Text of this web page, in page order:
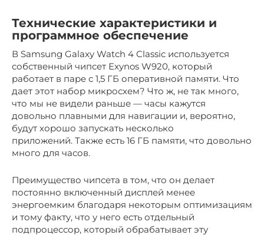
Технические характеристики и
программное обеспечение
В Samsung Galaxy Watch 4 Classic используется
собственный чипсет Exynos W920, который
работает в паре с 1,5 ГБ оперативной памяти. Что
дает этот набор микросхем? Что ж, не так много,
что мы не видели раньше — часы кажутся
довольно плавными для навигации и, вероятно,
будут хорошо запускать несколько
приложений. Также есть 16 ГБ памяти, что довольно
много для часов.
Преимущество чипсета в том, что он делает
постоянно включенный дисплей менее
энергоемким благодаря некоторым оптимизациям
и тому факту, что у него есть отдельный
подпроцессор, который обрабатывает эту